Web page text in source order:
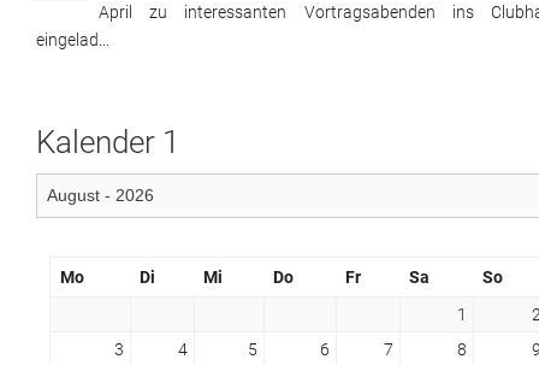
April zu interessanten Vortragsabenden ins
eingelad...
Kalender 1
Mo Di Mi Do Fr Sa
So
1
3
4 5 6 7 8